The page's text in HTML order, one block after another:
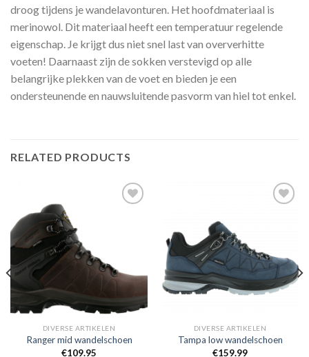
droog tijdens je wandelavonturen. Het hoofdmateriaal is
merinowol. Dit materiaal heeft een temperatuur regelende
eigenschap. Je krijgt dus niet snel last van oververhitte
voeten! Daarnaast zijn de sokken verstevigd op alle
belangrijke plekken van de voet en bieden je een
ondersteunende en nauwsluitende pasvorm van hiel tot enkel.
RELATED PRODUCTS
DIVERSE ARTIKELEN
Ranger mid wandelschoen
€109.95
DIVERSE ARTIKELEN
Tampa low wandelschoen
€159.99